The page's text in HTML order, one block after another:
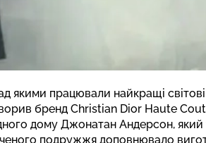
якими працювали найкращі
бренд Christian Dior Haute
дому Джонатан Андерсон, який
подружжя доповнювало